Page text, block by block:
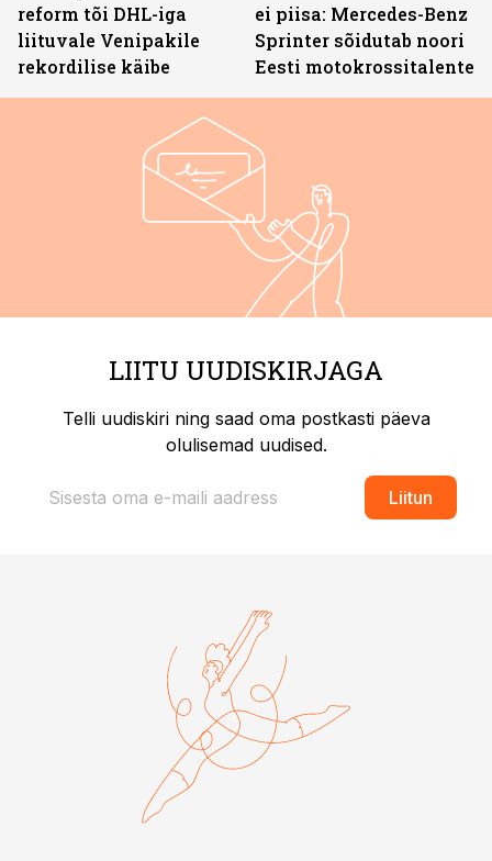
reform tõi DHL-iga
liituvale Venipakile
rekordilise käibe
ei piisa: Mercedes-Benz
Sprinter sõidutab noori
Eesti motokrossitalente
LIITU UUDISKIRJAGA
Telli uudiskiri ning saad oma postkasti päeva
olulisemad uudised.
Liitun